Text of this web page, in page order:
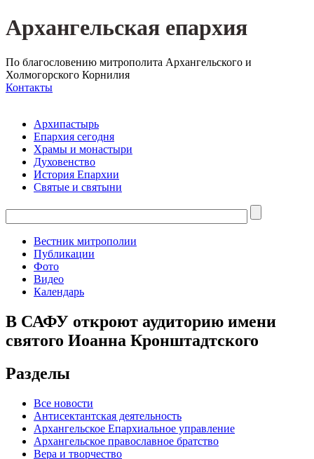
Архангельская епархия
По благословению митрополита Архангельского и
Холмогорского Корнилия
Контакты
Архипастырь
Епархия сегодня
Храмы и монастыри
Духовенство
История Епархии
Святые и святыни
Вестник митрополии
Публикации
Фото
Видео
Календарь
В САФУ откроют аудиторию имени
святого Иоанна Кронштадтского
Разделы
Все новости
Антисектантская деятельность
Архангельское Епархиальное управление
Архангельское православное братство
Вера и творчество